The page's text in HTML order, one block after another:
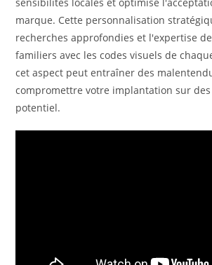
marque. Cette personnalisation
recherches approfondies et l'expertise
familiers avec les codes visuels de
cet aspect peut entraîner des
compromettre votre implantation sur
potentiel.